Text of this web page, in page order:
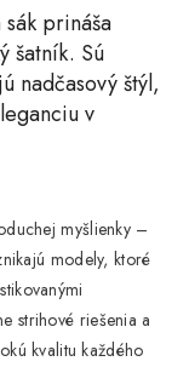
prináša
šatník. Sú
nadčasový štýl,
v
myšlienky –
modely, ktoré
strihové riešenia a
kvalitu každého